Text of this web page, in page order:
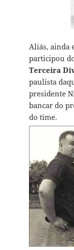
Aliás, ainda
participou
Terceira
paulista
presidente
bancar do
do time.